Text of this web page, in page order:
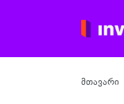
მთავარი